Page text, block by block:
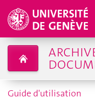
Guide d'utilisation